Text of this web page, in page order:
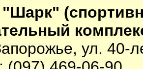
ул. 40-